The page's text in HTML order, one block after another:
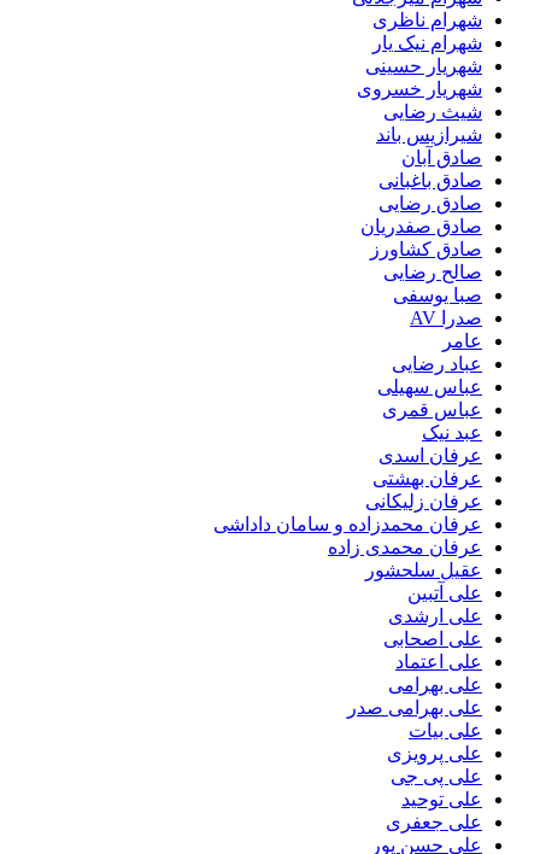
شهرام ناظری
شهرام نیک یار
شهریار حسینی
شهریار خسروی
شیث رضایی
شیرازیس باند
صادق آبان
صادق باغبانی
صادق رضایی
صادق صفدریان
صادق کشاورز
صالح رضایی
صبا یوسفی
صدرا AV
عامر
عباد رضایی
عباس سهیلی
عباس قمری
عبد نیک
عرفان اسدی
عرفان بهشتی
عرفان زلیکانی
عرفان محمدزاده و سامان داداشی
عرفان محمدی زاده
عقیل سلحشور
علی آتبین
علی ارشدی
علی اصحابی
علی اعتماد
علی بهرامی
علی بهرامی صدر
علی بیات
علی پرویزی
علی پی جی
علی توحید
علی جعفری
علی حسن پور